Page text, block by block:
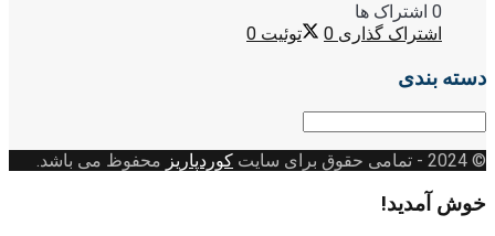
0 اشتراک ها
اشتراک گذاری 0 توئیت 0
دسته بندی
© 2024
- تمامی حقوق برای سایت کوردپاریز محفوظ می باشد.
خوش آمدید!